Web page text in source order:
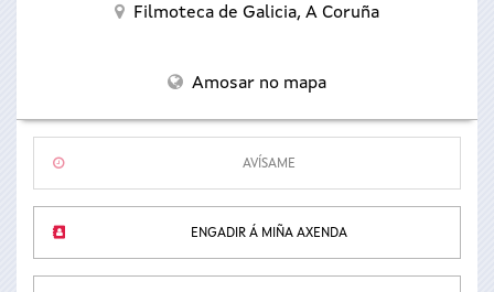
Filmoteca de Galicia, A Coruña
Amosar no mapa
AVÍSAME
ENGADIR Á MIÑA AXENDA